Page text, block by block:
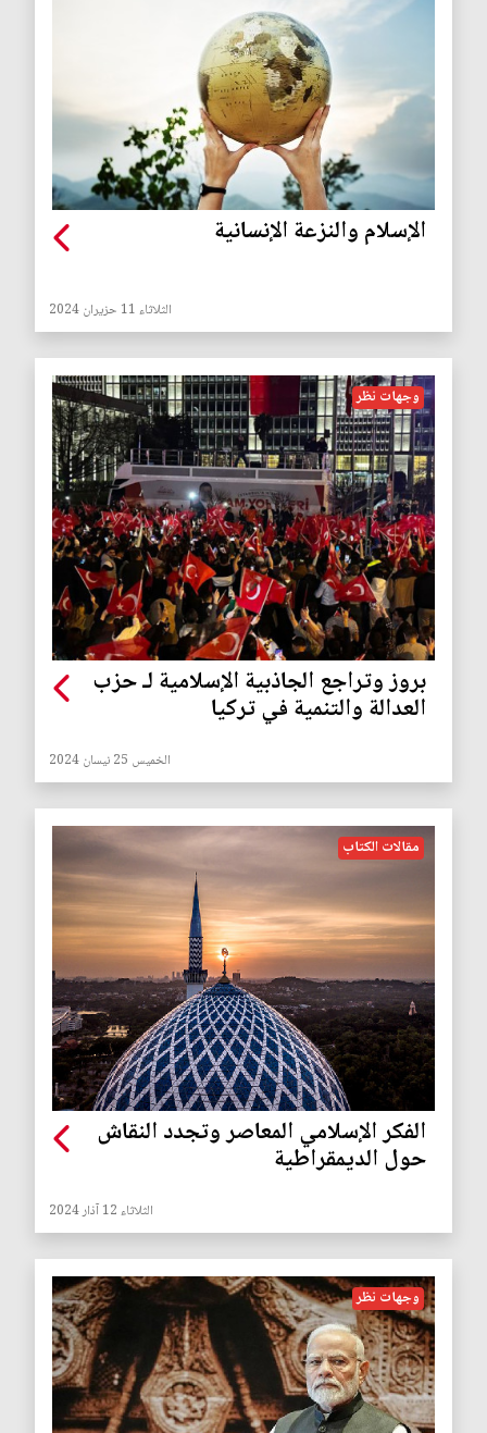
الإسلام والنزعة الإنسانية
الثلاثاء 11 حزيران 2024
وجهات نظر
بروز وتراجع الجاذبية الإسلامية لـ حزب
العدالة والتنمية في تركيا
الخميس 25 نيسان 2024
مقالات الكتاب
الفكر الإسلامي المعاصر وتجدد النقاش
حول الديمقراطية
الثلاثاء 12 آذار 2024
وجهات نظر